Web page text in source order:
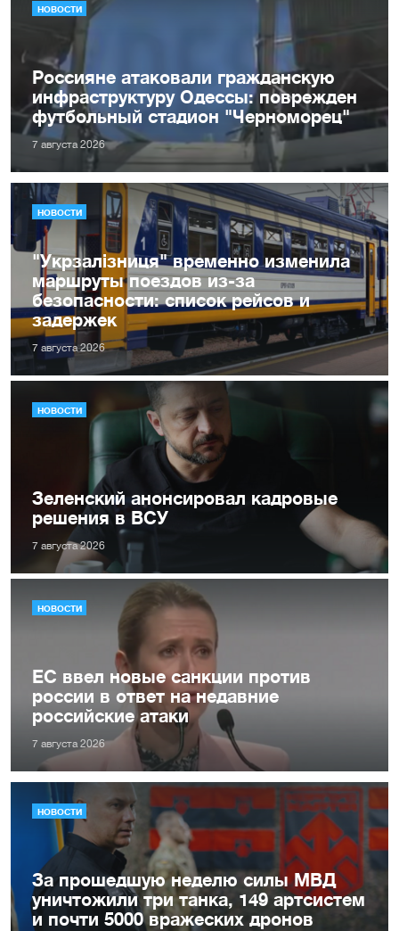
НОВОСТИ
Россияне атаковали гражданскую
инфраструктуру Одессы: поврежден
футбольный стадион "Черноморец"
7 августа 2026
НОВОСТИ
"Укрзалізниця" временно изменила
маршруты поездов из-за
безопасности: список рейсов и
задержек
7 августа 2026
НОВОСТИ
Зеленский анонсировал кадровые
решения в ВСУ
7 августа 2026
НОВОСТИ
ЕС ввел новые санкции против
россии в ответ на недавние
российские атаки
7 августа 2026
НОВОСТИ
За прошедшую неделю силы МВД
уничтожили три танка, 149 артсистем
и почти 5000 вражеских дронов